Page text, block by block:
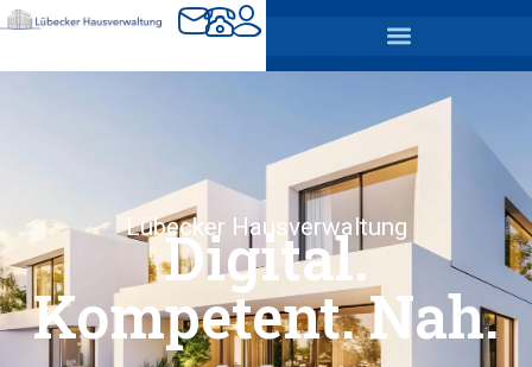
Lübecker Hausverwaltung
Digital.
Kompetent. Nah.